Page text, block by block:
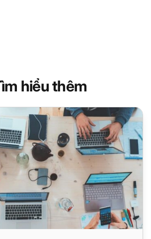
hiểu thêm
web thương mại điện tử của bạn